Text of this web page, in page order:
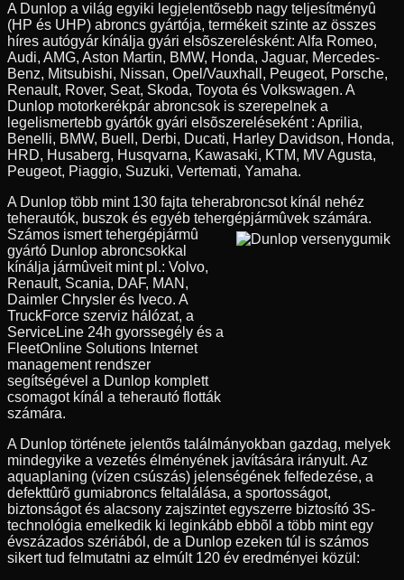
A Dunlop a világ egyiki legjelentõsebb nagy teljesítményû
(HP és UHP) abroncs gyártója, termékeit szinte az összes
híres autógyár kínálja gyári elsõszerelésként: Alfa Romeo,
Audi, AMG, Aston Martin, BMW, Honda, Jaguar, Mercedes-
Benz, Mitsubishi, Nissan, Opel/Vauxhall, Peugeot, Porsche,
Renault, Rover, Seat, Skoda, Toyota és Volkswagen. A
Dunlop motorkerékpár abroncsok is szerepelnek a
legelismertebb gyártók gyári elsõszereléseként : Aprilia,
Benelli, BMW, Buell, Derbi, Ducati, Harley Davidson, Honda,
HRD, Husaberg, Husqvarna, Kawasaki, KTM, MV Agusta,
Peugeot, Piaggio, Suzuki, Vertemati, Yamaha.
A Dunlop több mint 130 fajta teherabroncsot kínál nehéz
teherautók, buszok és egyéb tehergépjármûvek számára.
Számos ismert tehergépjármû
gyártó Dunlop abroncsokkal
kínálja jármûveit mint pl.: Volvo,
Renault, Scania, DAF, MAN,
Daimler Chrysler és Iveco. A
TruckForce szerviz hálózat, a
ServiceLine 24h gyorssegély és a
FleetOnline Solutions Internet
management rendszer
segítségével a Dunlop komplett
csomagot kínál a teherautó flották
számára.
A Dunlop története jelentõs találmányokban gazdag, melyek
mindegyike a vezetés élményének javítására irányult. Az
aquaplaning (vízen csúszás) jelenségének felfedezése, a
defekttûrõ gumiabroncs feltalálása, a sportosságot,
biztonságot és alacsony zajszintet egyszerre biztosító 3S-
technológia emelkedik ki leginkább ebbõl a több mint egy
évszázados szériából, de a Dunlop ezeken túl is számos
sikert tud felmutatni az elmúlt 120 év eredményei közül: